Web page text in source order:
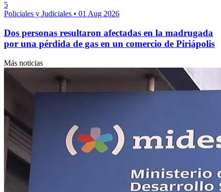
5
Policiales y Judiciales • 01 Aug 2026
Dos personas resultaron afectadas en la madrugada
por una pérdida de gas en un comercio de Piriápolis
Más noticias